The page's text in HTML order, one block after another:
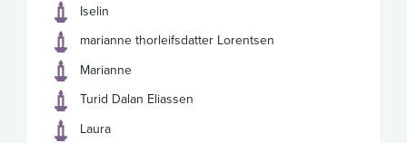
Iselin
marianne thorleifsdatter Lorentsen
Marianne
Turid Dalan Eliassen
Laura